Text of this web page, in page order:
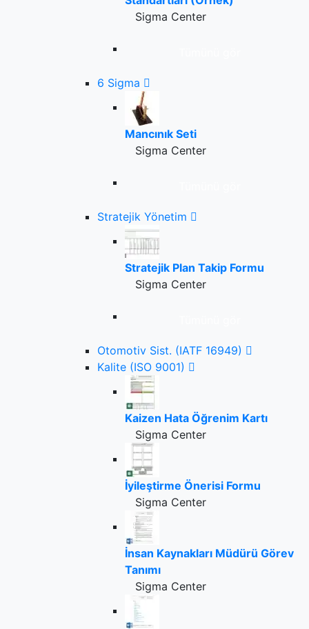
Sigma Center
6 Sigma
Mancınık Seti
Sigma Center
Stratejik Yönetim
Stratejik Plan Takip Formu
Sigma Center
Otomotiv Sist. (IATF 16949)
Kalite (ISO 9001)
Kaizen Hata Öğrenim Kartı
Sigma Center
İyileştirme Önerisi Formu
Sigma Center
İnsan Kaynakları Müdürü Görev
Tanımı
Sigma Center